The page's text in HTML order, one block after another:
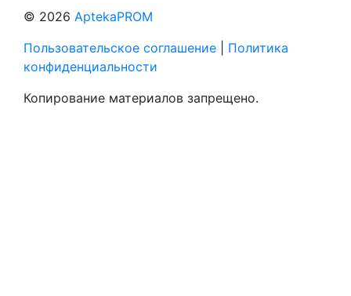
© 2026 AptekaPROM
Пользовательское соглашение
Политика
конфиденциальности
Копирование материалов запрещено.